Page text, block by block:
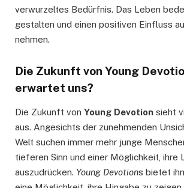
verwurzeltes Bedürfnis. Das Leben
gestalten und einen positiven Einfluss
nehmen.
Die Zukunft von Young
erwartet uns?
Die Zukunft von Young Devotion sieht
aus. Angesichts der zunehmenden
Welt suchen immer mehr junge
tieferen Sinn und einer Möglichkeit, ihre
auszudrücken. Young Devotions bietet